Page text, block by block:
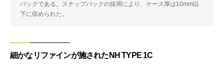
バックである。スナップバックの採用により、ケース厚は10mm以
下に収められた。
細かなリファインが施されたNH TYPE 1C